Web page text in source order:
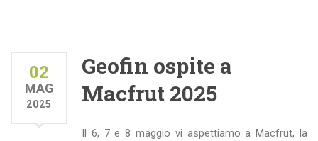
02
MAG
2025
Geofin ospite a
Macfrut 2025
Il 6, 7 e 8 maggio vi aspettiamo a Macfrut, la